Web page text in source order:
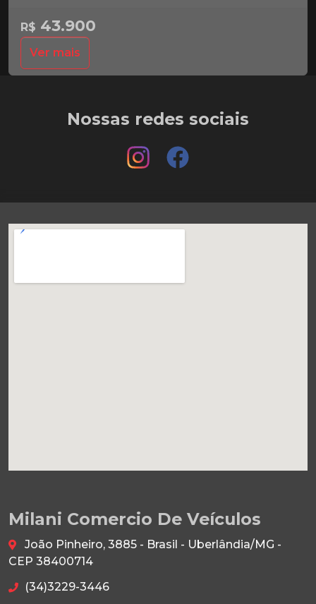
R$ 43.900
Ver mais
Nossas redes sociais
Milani Comercio De Veículos
João Pinheiro, 3885 - Brasil - Uberlândia/MG -
CEP 38400714
(34)3229-3446